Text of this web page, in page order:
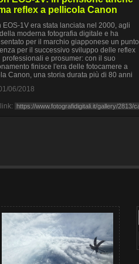
reflex a pellicola Canon
EOS-1V era stata lanciata nel 2000, agli
moderna fotografia digitale e ha
per il marchio giapponese un punto
per il successivo sviluppo delle reflex
e prosumer: con il suo
finisce l'era delle fotocamere a
Canon, una storia durata più di 80 anni
06/2018